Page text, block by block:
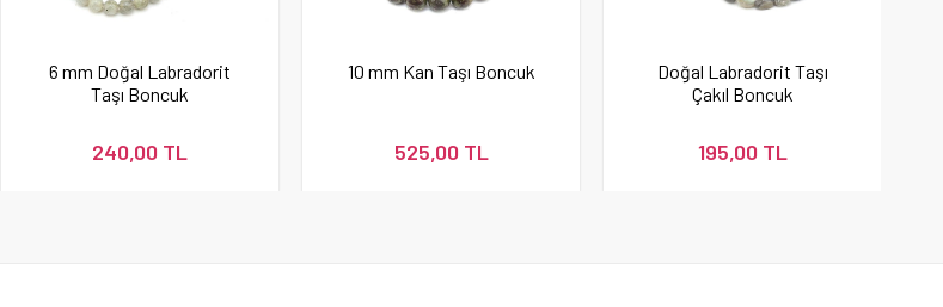
6 mm Doğal Labradorit
Taşı Boncuk
240,00 TL
10 mm Kan Taşı Boncuk
525,00 TL
Doğal Labradorit Taşı
Çakıl Boncuk
195,00 TL